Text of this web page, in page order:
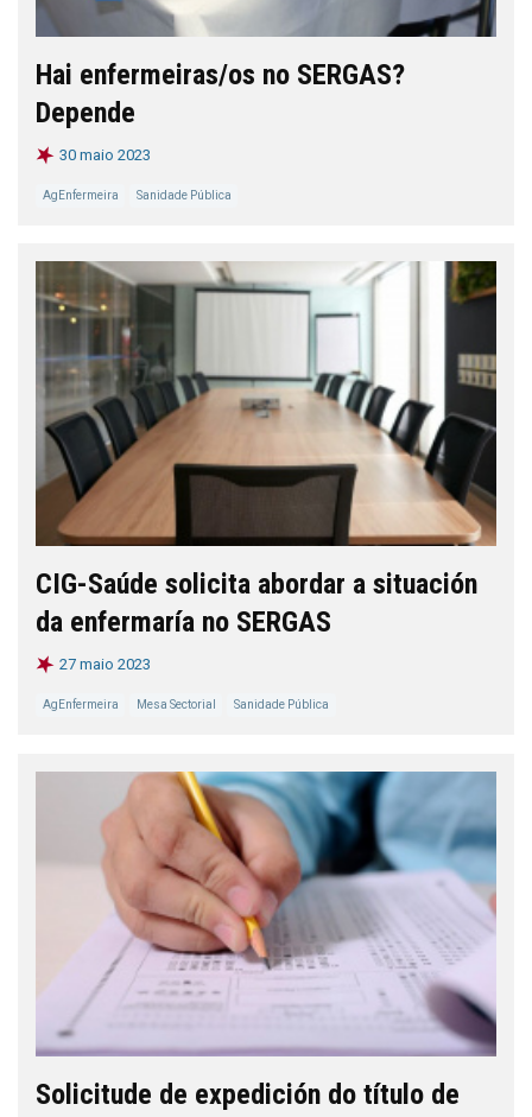
Hai enfermeiras/os no SERGAS?
Depende
30 maio 2023
AgEnfermeira Sanidade Pública
CIG-Saúde solicita abordar a situación
da enfermaría no SERGAS
27 maio 2023
AgEnfermeira Mesa Sectorial Sanidade Pública
Solicitude de expedición do título de